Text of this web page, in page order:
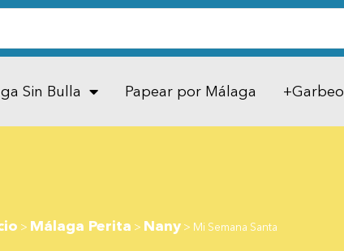
Sin Bulla Papear por Málaga +Garbeo
> Málaga Perita > Nany> Mi Semana Santa